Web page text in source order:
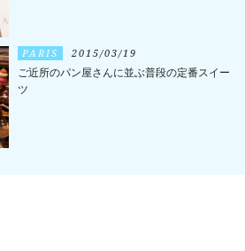
PARIS 2015/03/19
ご近所のパン屋さんに並ぶ普段の定番スイー
ツ